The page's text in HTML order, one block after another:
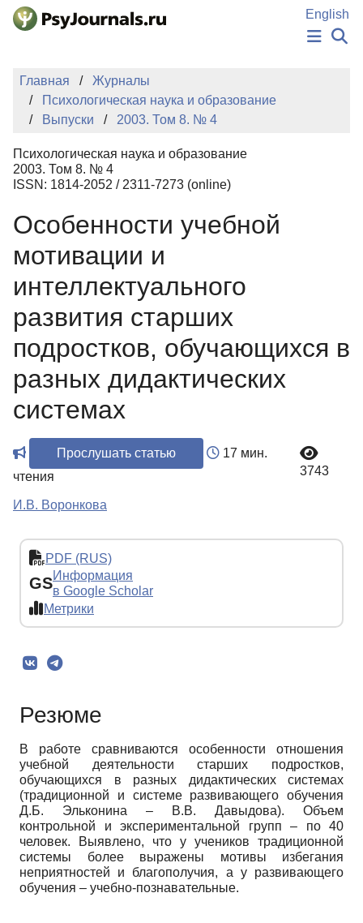
Перейти к основному содержанию
English
НОВОСТИ
ИЗДАНИЯ
АВТОРЫ
БАЗА ЗНАНИЙ
КЛЮЧЕВЫЕ СЛОВА
Регистрация
Главная
Журналы
Психологическая наука и образование
Выпуски
2003. Том 8. № 4
Психологическая наука и образование
2003. Том 8. № 4
ISSN: 1814-2052 / 2311-7273 (online)
Особенности учебной
мотивации и
интеллектуального
развития старших
подростков, обучающихся в
разных дидактических
системах
Прослушать статью
17 мин.
чтения
3743
И.В. Воронкова
PDF (RUS)
GSИнформация
в Google Scholar
Метрики
Резюме
В работе сравниваются особенности отношения
учебной деятельности старших подростков,
обучающихся в разных дидактических системах
(традиционной и системе развивающего обучения
Д.Б. Эльконина – В.В. Давыдова). Объем
контрольной и экспериментальной групп – по 40
человек. Выявлено, что у учеников традиционной
системы более выражены мотивы избегания
неприятностей и благополучия, а у развивающего
обучения – учебно-познавательные.